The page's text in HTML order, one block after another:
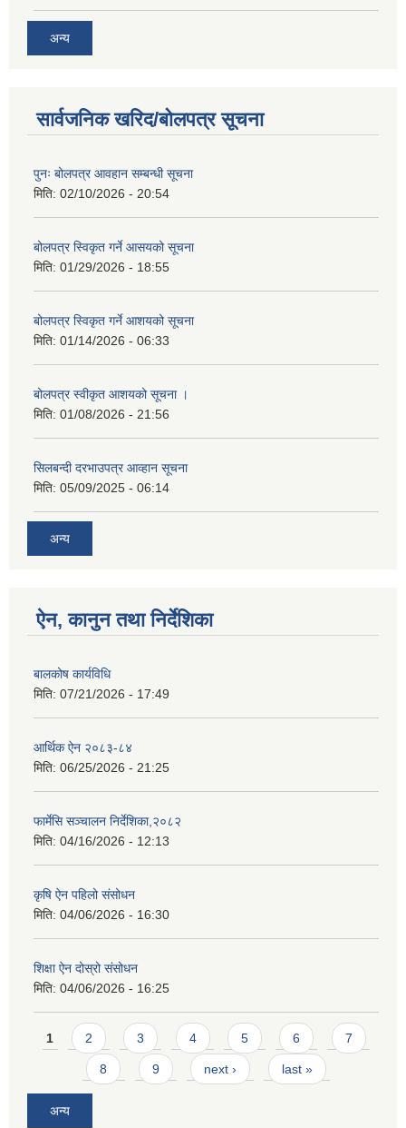
अन्य
सार्वजनिक खरिद/बोलपत्र सूचना
पुनः बोलपत्र आवहान सम्बन्धी सूचना
मिति: 02/10/2026 - 20:54
बोलपत्र स्विकृत गर्ने आसयको सूचना
मिति: 01/29/2026 - 18:55
बोलपत्र स्विकृत गर्ने आशयको सूचना
मिति: 01/14/2026 - 06:33
बोलपत्र स्वीकृत आशयको सूचना ।
मिति: 01/08/2026 - 21:56
सिलबन्दी दरभाउपत्र आव्हान सूचना
मिति: 05/09/2025 - 06:14
अन्य
ऐन, कानुन तथा निर्देशिका
बालकोष कार्यविधि
मिति: 07/21/2026 - 17:49
आर्थिक ऐन २०८३-८४
मिति: 06/25/2026 - 21:25
फार्मेसि सञ्चालन निर्देशिका,२०८२
मिति: 04/16/2026 - 12:13
कृषि ऐन पहिलो संसोधन
मिति: 04/06/2026 - 16:30
शिक्षा ऐन दोस्रो संसोधन
मिति: 04/06/2026 - 16:25
Pages
1 2 3 4 5 6 7
8 9 next › last »
अन्य